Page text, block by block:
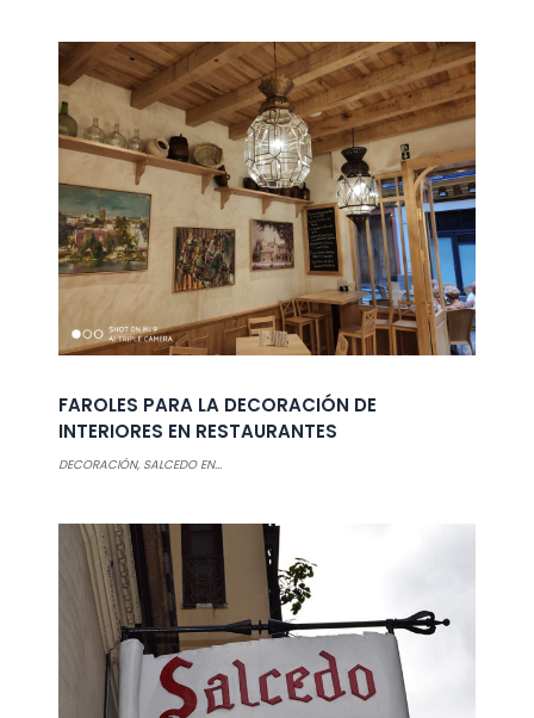
FAROLES PARA LA DECORACIÓN DE
INTERIORES EN RESTAURANTES
DECORACIÓN, SALCEDO EN...